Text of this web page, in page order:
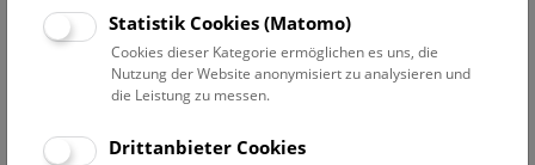
Datum auswählen
Erweiterte Suche
Filter zurücksetzen
Statistik Cookies (Matomo)
Cookies dieser Kategorie ermöglichen es uns, die
Nutzung der Website anonymisiert zu analysieren und
die Leistung zu messen.
Drittanbieter Cookies